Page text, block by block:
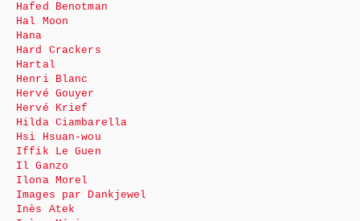
Hafed Benotman
Hal Moon
Hana
Hard Crackers
Hartal
Henri Blanc
Hervé Gouyer
Hervé Krief
Hilda Ciambarella
Hsi Hsuan-wou
Iffik Le Guen
Il Ganzo
Ilona Morel
Images par Dankjewel
Inès Atek